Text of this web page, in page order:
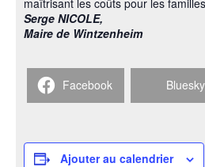
Serge NICOLE,
Maire de Wintzenheim
Facebook Bluesky
Ajouter au calendrier